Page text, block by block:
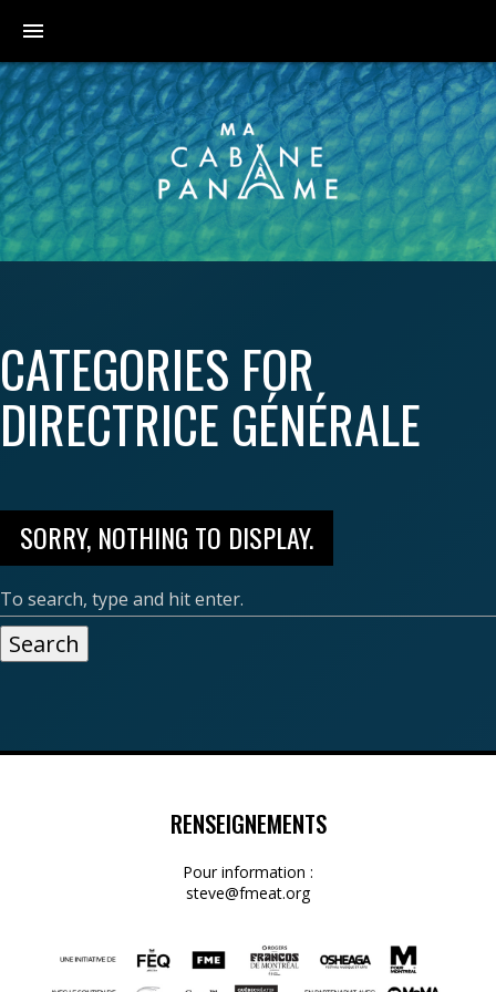
menu
CATEGORIES FOR
DIRECTRICE GÉNÉRALE
SORRY, NOTHING TO DISPLAY.
Search
RENSEIGNEMENTS
Pour information :
steve@fmeat.org